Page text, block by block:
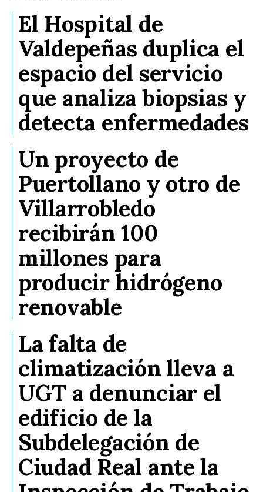
El Hospital de
Valdepeñas duplica el
espacio del servicio
que analiza biopsias y
detecta enfermedades
Un proyecto de
Puertollano y otro de
Villarrobledo
recibirán 100
millones para
producir hidrógeno
renovable
La falta de
climatización lleva a
UGT a denunciar el
edificio de la
Subdelegación de
Ciudad Real ante la